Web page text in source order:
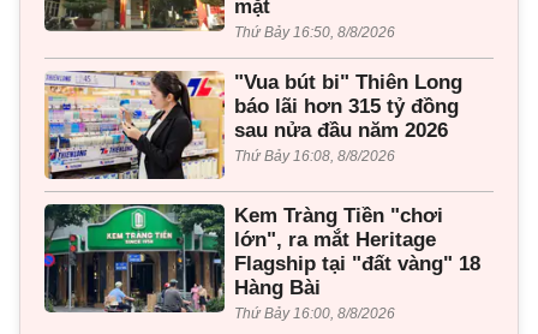
mặt
Thứ Bảy 16:50, 8/8/2026
"Vua bút bi" Thiên Long
báo lãi hơn 315 tỷ đồng
sau nửa đầu năm 2026
Thứ Bảy 16:08, 8/8/2026
Kem Tràng Tiền "chơi
lớn", ra mắt Heritage
Flagship tại "đất vàng" 18
Hàng Bài
Thứ Bảy 16:00, 8/8/2026